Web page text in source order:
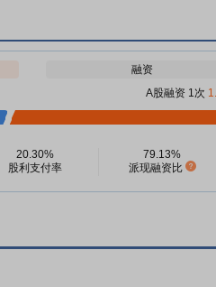
融资
A股融资 1次
20.30%
股利支付率
79.13%
派现融资比